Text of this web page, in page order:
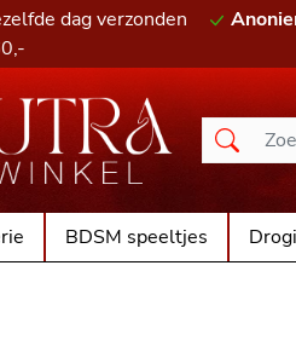
dag verzonden
BDSM speeltjes